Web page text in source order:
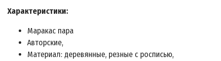
Характеристики:
Маракас пара
Авторские,
Материал: деревянные, резные с росписью,